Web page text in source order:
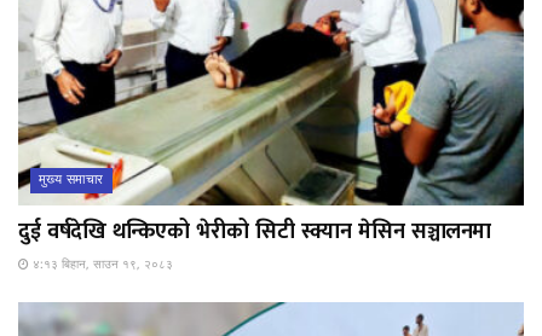
मुख्य समाचार
दुई वर्षदेखि थन्किएको भेरीको सिटी स्क्यान मेसिन सञ्चालनमा
४:१३ बिहान, साउन १९, २०८३